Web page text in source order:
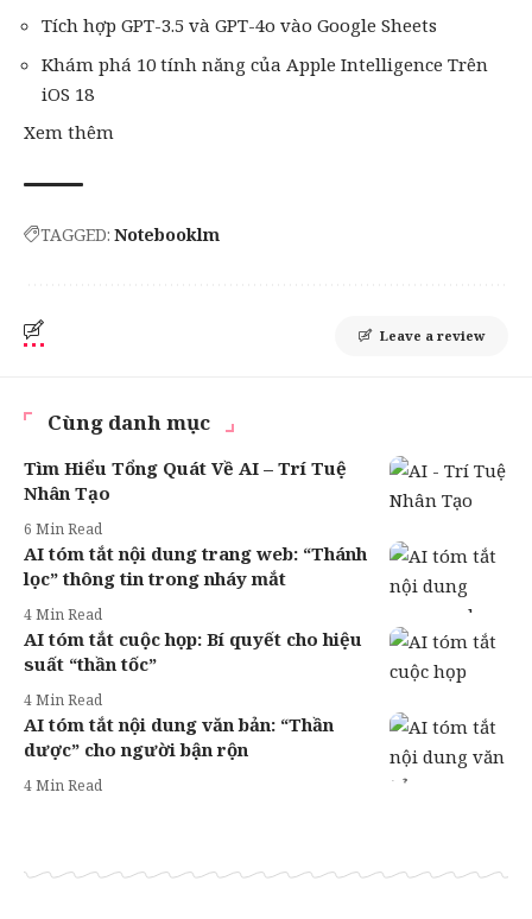
Tích hợp GPT-3.5 và GPT-4o vào Google Sheets
Khám phá 10 tính năng của Apple Intelligence Trên
iOS 18
Xem thêm
TAGGED: Notebooklm
Leave a review
Cùng danh mục
Tìm Hiểu Tổng Quát Về AI – Trí Tuệ
Nhân Tạo
6 Min Read
AI tóm tắt nội dung trang web: “Thánh
lọc” thông tin trong nháy mắt
4 Min Read
AI tóm tắt cuộc họp: Bí quyết cho hiệu
suất “thần tốc”
4 Min Read
AI tóm tắt nội dung văn bản: “Thần
dược” cho người bận rộn
4 Min Read